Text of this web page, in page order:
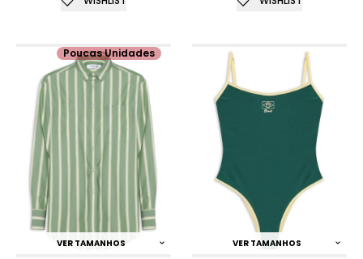
VER TAMANHOS
Poucas Unidades
VER TAMANHOS